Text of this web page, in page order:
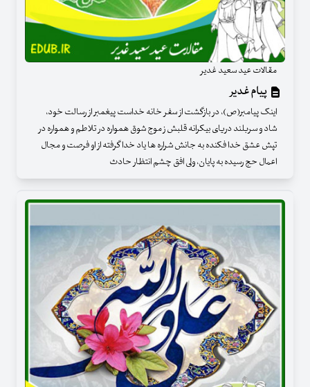
مقالات عید سعید غدیر
پیام غدیر
اینک پیامبر(ص)، در بازگشت از سفر خانه خداست پیغمبر از رسالت خود،
شاد و سربلند دریای بیکرانه قلبش ز موج شوق همواره در تلاطم و همواره در
تپش عشق خدا فکنده به جانش شراره ها یاد خدا گرفته از او فرصت و مجال
اعمال حج رسیده به پایان، ولی افق چشم انتظار حادث